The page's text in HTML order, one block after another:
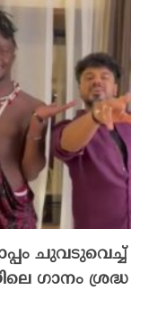
ചുവടുവെച്ച്
ഗാനം ശ്രദ്ധ